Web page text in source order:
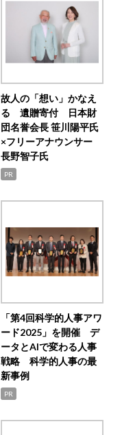
故人の「想い」かなえ
る 遺贈寄付 日本財
団名誉会長 笹川陽平氏
×フリーアナウンサー
長野智子氏
PR
「第4回科学的人事アワ
ード2025」を開催 デ
ータとAIで変わる人事
戦略 科学的人事の最
新事例
PR